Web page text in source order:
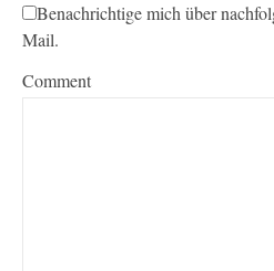
Benachrichtige mich über
Mail.
Comment